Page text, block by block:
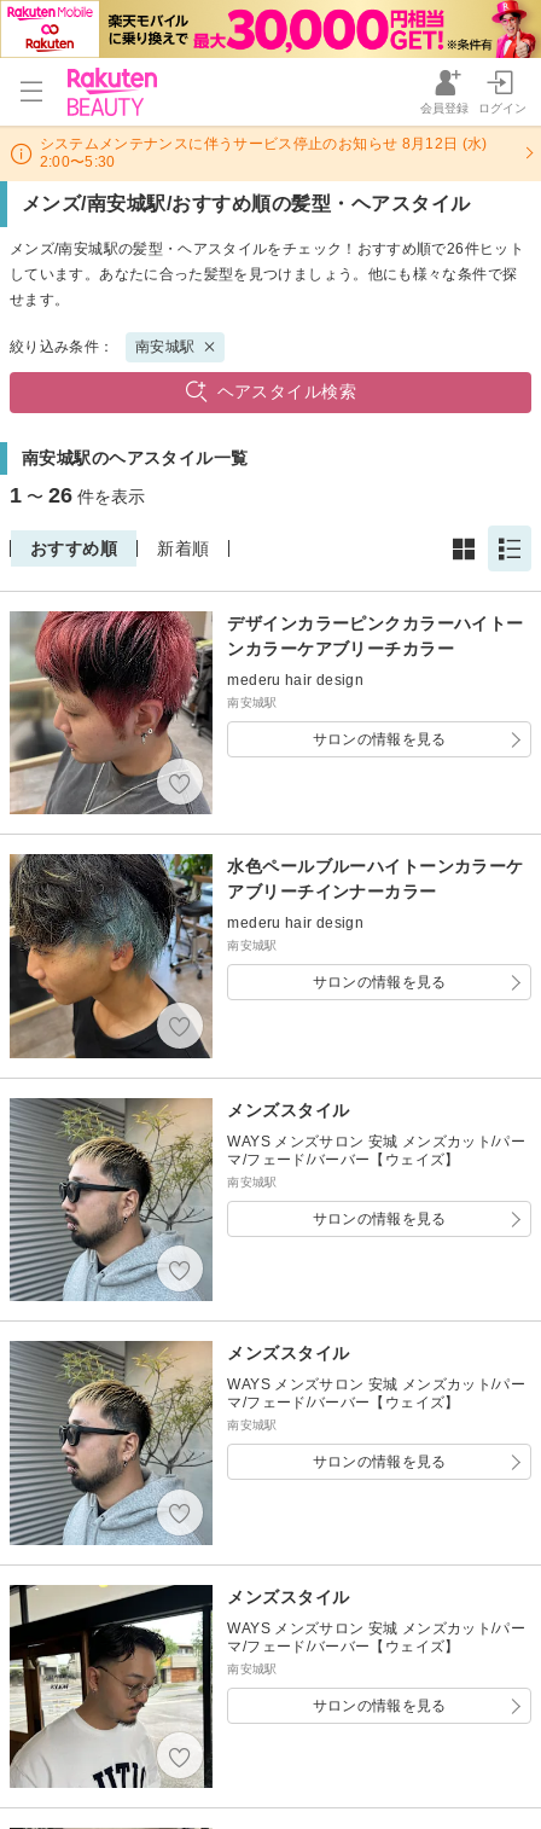
会員登録 ログイン
システムメンテナンスに伴うサービス停止のお知らせ 8月12日 (水)
2:00〜5:30
メンズ/南安城駅/おすすめ順の髪型・ヘアスタイル
メンズ/南安城駅の髪型・ヘアスタイルをチェック！おすすめ順で26件ヒット
しています。あなたに合った髪型を見つけましょう。他にも様々な条件で探
せます。
絞り込み条件： 南安城駅
ヘアスタイル検索
南安城駅のヘアスタイル一覧
1 〜 26 件を表示
おすすめ順 新着順
デザインカラーピンクカラーハイトー
ンカラーケアブリーチカラー
mederu hair design
南安城駅
サロンの情報を見る
水色ペールブルーハイトーンカラーケ
アブリーチインナーカラー
mederu hair design
南安城駅
サロンの情報を見る
メンズスタイル
WAYS メンズサロン 安城 メンズカット/パー
マ/フェード/バーバー【ウェイズ】
南安城駅
サロンの情報を見る
メンズスタイル
WAYS メンズサロン 安城 メンズカット/パー
マ/フェード/バーバー【ウェイズ】
南安城駅
サロンの情報を見る
メンズスタイル
WAYS メンズサロン 安城 メンズカット/パー
マ/フェード/バーバー【ウェイズ】
南安城駅
サロンの情報を見る